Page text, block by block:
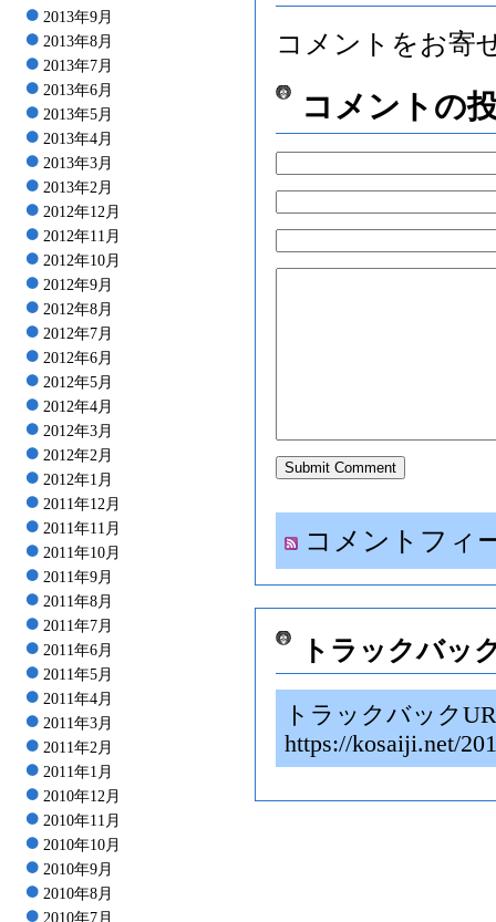
2013年9月
2013年8月
2013年7月
2013年6月
2013年5月
2013年4月
2013年3月
2013年2月
2012年12月
2012年11月
2012年10月
2012年9月
2012年8月
2012年7月
2012年6月
2012年5月
2012年4月
2012年3月
2012年2月
2012年1月
2011年12月
2011年11月
2011年10月
2011年9月
2011年8月
2011年7月
2011年6月
2011年5月
2011年4月
2011年3月
2011年2月
2011年1月
2010年12月
2010年11月
2010年10月
2010年9月
2010年8月
2010年7月
コメントをお寄
コメントの
コメントフィ
トラックバッ
トラックバック
https://kosaiji.net/